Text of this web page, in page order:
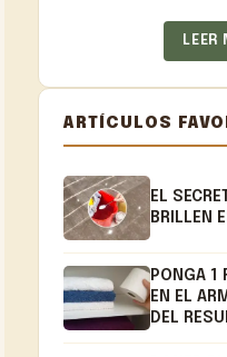
LEER
ARTÍCULOS
EL
BRILLEN
PONGA 1
EN EL
DEL